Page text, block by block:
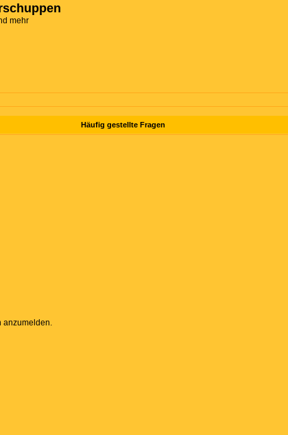
mehr
Häufig gestellte Fragen
anzumelden.